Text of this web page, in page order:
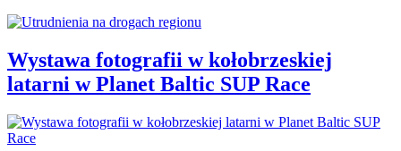
Wystawa fotografii w kołobrzeskiej
latarni w Planet Baltic SUP Race